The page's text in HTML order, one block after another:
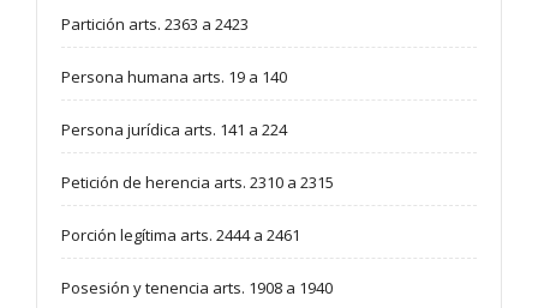
Partición arts. 2363 a 2423
Persona humana arts. 19 a 140
Persona jurídica arts. 141 a 224
Petición de herencia arts. 2310 a 2315
Porción legítima arts. 2444 a 2461
Posesión y tenencia arts. 1908 a 1940